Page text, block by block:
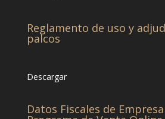
Reglamento de uso y
palcos
Descargar
Datos Fiscales de